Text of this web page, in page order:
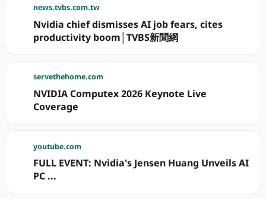
news.tvbs.com.tw
Nvidia chief dismisses AI job fears, cites
productivity boom│TVBS新聞網
servethehome.com
NVIDIA Computex 2026 Keynote Live
Coverage
youtube.com
FULL EVENT: Nvidia's Jensen Huang Unveils AI
PC ...